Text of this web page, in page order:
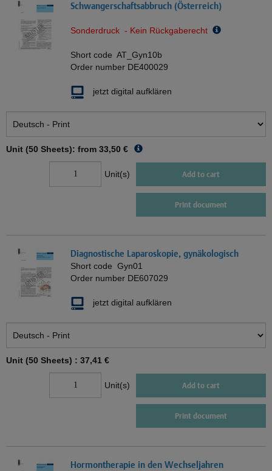
Schwangerschaftsabbruch (Österreich)
Sonderdruck - Kein Rückgaberecht
Short code AT_Gyn10b
Order number DE400029
jetzt digital aufklären
Unit (50 Sheets): from 33,50 €
Unit(s) Add to cart
Print document
Diagnostische Laparoskopie, gynäkologisch
Short code Gyn01
Order number DE607029
jetzt digital aufklären
Unit (50 Sheets) : 37,41 €
Unit(s) Add to cart
Print document
Hormontherapie in den Wechseljahren